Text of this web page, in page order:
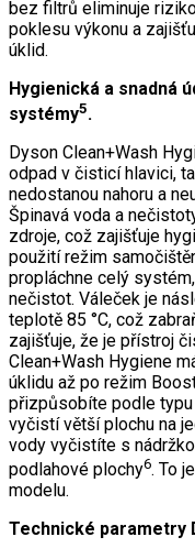
bez filtrů eliminuje
poklesu výkonu a
úklid.
Hygienická a snadná
systémy5.
Dyson Clean+Wash
odpad v čisticí hlavici,
nedostanou nahoru a
Špinavá voda a
zdroje, což zajišťuje
použití režim
propláchne celý
nečistot. Váleček je
teplotě 85 °C, což
zajišťuje, že je přístroj
Clean+Wash Hygiene
úklidu až po režim
přizpůsobíte podle
vyčistí větší plochu na
vody vyčistíte s
podlahové plochy6. To
modelu.
Technické parametry